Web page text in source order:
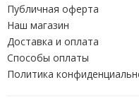
Публичная оферта
Наш магазин
Доставка и оплата
Способы оплаты
Политика